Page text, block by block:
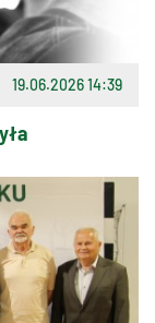
19.06.2026 14:39